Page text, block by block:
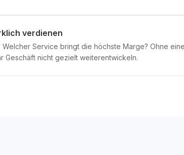
verdienen
Service bringt die höchste Marge? Ohne
Geschäft nicht gezielt weiterentwickeln.